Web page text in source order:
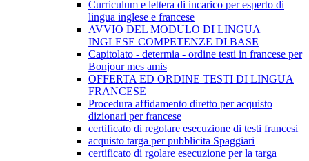
Curriculum e lettera di incarico per esperto di
lingua inglese e francese
AVVIO DEL MODULO DI LINGUA
INGLESE COMPETENZE DI BASE
Capitolato - determia - ordine testi in francese per
Bonjour mes amis
OFFERTA ED ORDINE TESTI DI LINGUA
FRANCESE
Procedura affidamento diretto per acquisto
dizionari per francese
certificato di regolare esecuzione di testi francesi
acquisto targa per pubblicita Spaggiari
certificato di rgolare esecuzione per la targa